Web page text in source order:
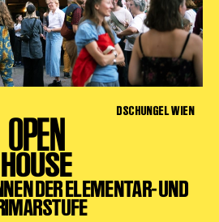
DSCHUNGEL WIEN
OPEN
HOUSE
DER ELEMENTAR- UND